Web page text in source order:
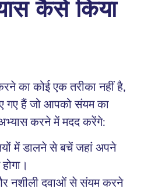
कैसे किया
का कोई एक तरीका नहीं है,
गए हैं जो आपको संयम का
करने में मदद करेंगे:
में डालने से बचें जहां अपने
नशीली दवाओं से संयम करने